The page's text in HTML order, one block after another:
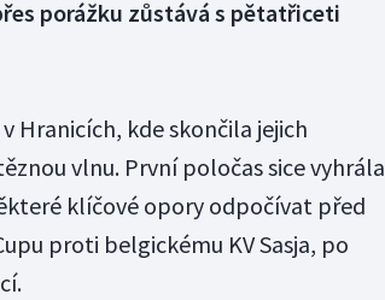
porážku zůstává s pětatřiceti
Hranicích, kde skončila jejich
vlnu. První poločas sice vyhrála
klíčové opory odpočívat před
proti belgickému KV Sasja, po